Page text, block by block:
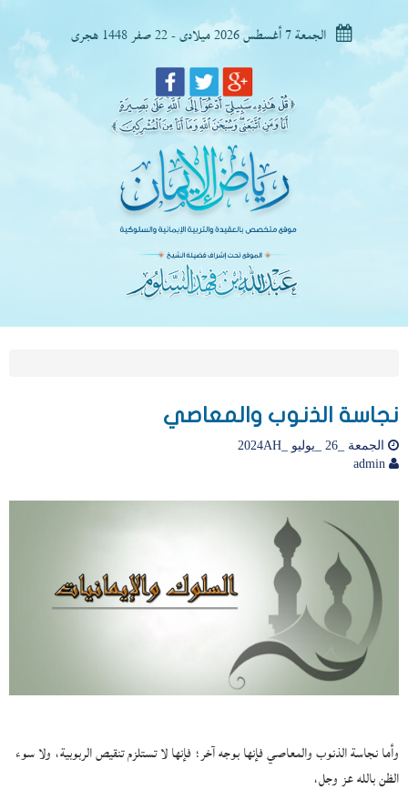
الجمعة 7 أغسطس 2026 ميلادى - 22 صفر 1448 هجرى
نجاسة الذنوب والمعاصي
الجمعة _26 _يوليو _2024AH
وأما نجاسة الذنوب والمعاصي فإنها بوجه آخر؛ فإنها لا تستلزم تنقيص الربوبية، ولا سوء
الظن بالله عز وجل،